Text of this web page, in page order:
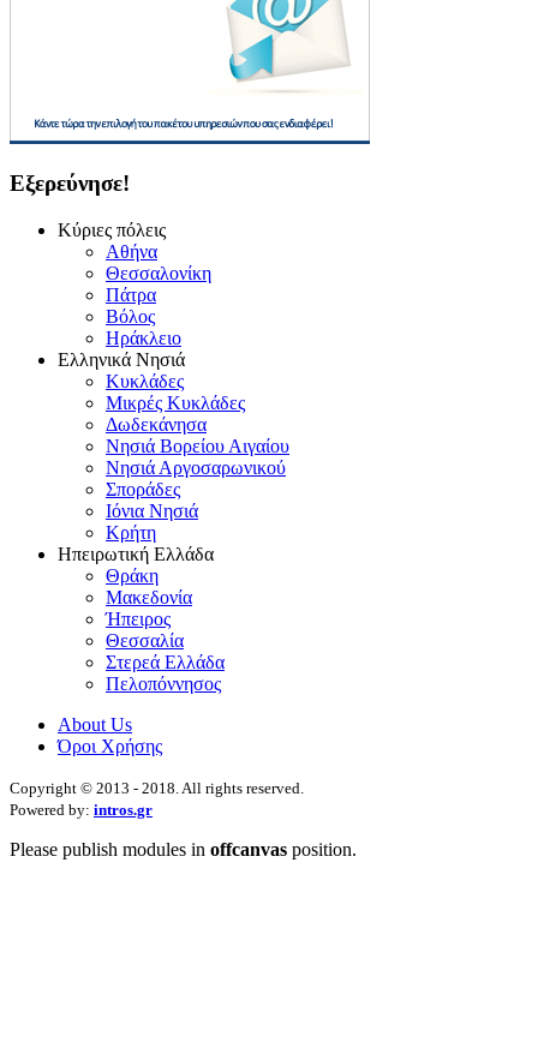
Εξερεύνησε!
Κύριες πόλεις
Αθήνα
Θεσσαλονίκη
Πάτρα
Βόλος
Ηράκλειο
Ελληνικά Νησιά
Κυκλάδες
Μικρές Κυκλάδες
Δωδεκάνησα
Νησιά Βορείου Αιγαίου
Νησιά Αργοσαρωνικού
Σποράδες
Ιόνια Νησιά
Κρήτη
Ηπειρωτική Ελλάδα
Θράκη
Μακεδονία
Ήπειρος
Θεσσαλία
Στερεά Ελλάδα
Πελοπόννησος
About Us
Όροι Χρήσης
Copyright © 2013 - 2018. All rights reserved.
Powered by: intros.gr
Please publish modules in offcanvas position.